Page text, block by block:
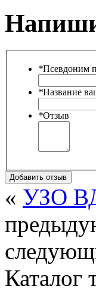
*Псевдоним
*Название
*Отзыв
Добавить отзыв
« УЗО
Каталог